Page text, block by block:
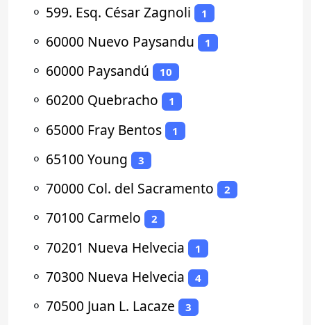
⚬ 599. Esq. César Zagnoli 1
⚬ 60000 Nuevo Paysandu 1
⚬ 60000 Paysandú 10
⚬ 60200 Quebracho 1
⚬ 65000 Fray Bentos 1
⚬ 65100 Young 3
⚬ 70000 Col. del Sacramento 2
⚬ 70100 Carmelo 2
⚬ 70201 Nueva Helvecia 1
⚬ 70300 Nueva Helvecia 4
⚬ 70500 Juan L. Lacaze 3